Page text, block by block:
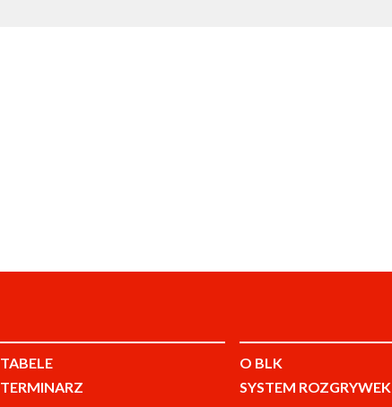
TABELE
TERMINARZ
O BLK
SYSTEM ROZGRYWEK